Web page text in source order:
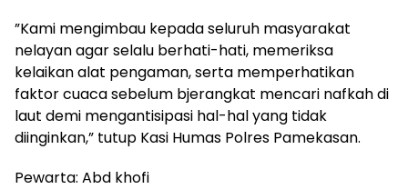
​”Kami mengimbau kepada seluruh masyarakat
nelayan agar selalu berhati-hati, memeriksa
kelaikan alat pengaman, serta memperhatikan
faktor cuaca sebelum bjerangkat mencari nafkah di
laut demi mengantisipasi hal-hal yang tidak
diinginkan,” tutup Kasi Humas Polres Pamekasan.
Pewarta: Abd khofi